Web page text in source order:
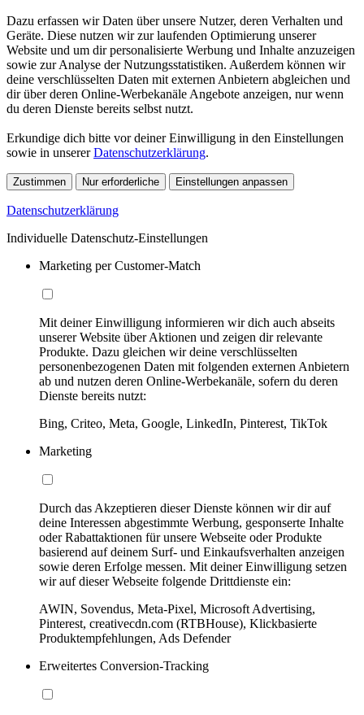
Dazu erfassen wir Daten über unsere Nutzer, deren Verhalten und
Geräte. Diese nutzen wir zur laufenden Optimierung unserer
Website und um dir personalisierte Werbung und Inhalte anzuzeigen
sowie zur Analyse der Nutzungsstatistiken. Außerdem können wir
deine verschlüsselten Daten mit externen Anbietern abgleichen und
dir über deren Online-Werbekanäle Angebote anzeigen, nur wenn
du deren Dienste bereits selbst nutzt.
Erkundige dich bitte vor deiner Einwilligung in den Einstellungen
sowie in unsererDatenschutzerklärung.
Zustimmen Nur erforderliche Einstellungen anpassen
Datenschutzerklärung
Individuelle Datenschutz-Einstellungen
Marketing per Customer-Match
Mit deiner Einwilligung informieren wir dich auch abseits
unserer Website über Aktionen und zeigen dir relevante
Produkte. Dazu gleichen wir deine verschlüsselten
personenbezogenen Daten mit folgenden externen Anbietern
ab und nutzen deren Online-Werbekanäle, sofern du deren
Dienste bereits nutzt:
Bing, Criteo, Meta, Google, LinkedIn, Pinterest, TikTok
Marketing
Durch das Akzeptieren dieser Dienste können wir dir auf
deine Interessen abgestimmte Werbung, gesponserte Inhalte
oder Rabattaktionen für unsere Webseite oder Produkte
basierend auf deinem Surf- und Einkaufsverhalten anzeigen
sowie deren Erfolge messen. Mit deiner Einwilligung setzen
wir auf dieser Webseite folgende Drittdienste ein:
AWIN, Sovendus, Meta-Pixel, Microsoft Advertising,
Pinterest, creativecdn.com (RTBHouse), Klickbasierte
Produktempfehlungen, Ads Defender
Erweitertes Conversion-Tracking